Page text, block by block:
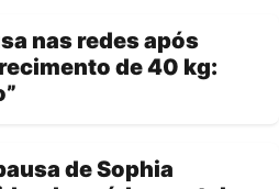
nas redes após
de 40 kg:
de Sophia